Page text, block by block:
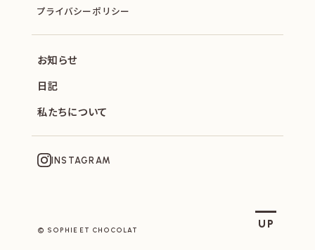
プライバシーポリシー
お知らせ
日記
私たちについて
INSTAGRAM
© SOPHIE ET CHOCOLAT UP